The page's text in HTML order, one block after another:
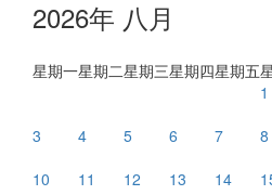
2026年 八月
星期一星期二星期三星期四星期五
1
3
4 5 6 7 8
10
11 12 13 14